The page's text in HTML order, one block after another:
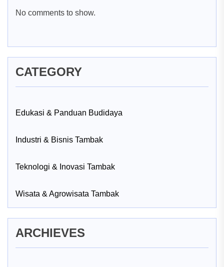
No comments to show.
CATEGORY
Edukasi & Panduan Budidaya
Industri & Bisnis Tambak
Teknologi & Inovasi Tambak
Wisata & Agrowisata Tambak
ARCHIEVES